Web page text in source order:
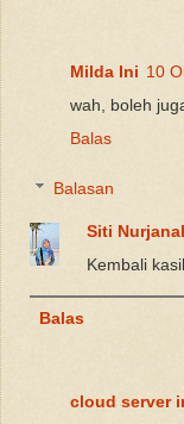
Milda Ini 10
wah, boleh
Balas
Balasan
Siti
Kembali
Balas
cloud server